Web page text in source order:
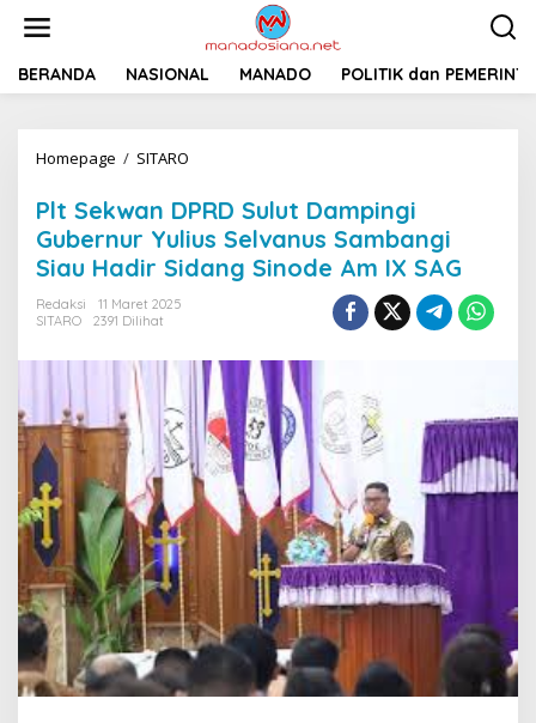
t
BERANDA NASIONAL MANADO POLITIK dan
Homepage / SITARO
t
S
e
k
P
D
S
u
l
u
t
D
a
p
i
n
i
Plt Sekwan DPRD Sulut Dampingi
Gubernur Yulius Selvanus Sambangi
Siau Hadir Sidang Sinode Am IX SAG
Redaksi
11 Maret 2025
SITARO
2391 Dilihat